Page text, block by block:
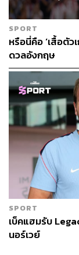
Christina
ปกติการไดเอต
จนทำให้ใครหลา
กีเลราเลือกวิธีที่
Mindy Weiselซึ่
นั่นคือการเลือกกิ
เฉพาะอาหารที่
และเหลือง แล
ที่กล่าวมา นี่คือ
แล้วก็คล้ายๆ กับวิ
ตด้วยการกินเฉพ
SPORT
หรือนี่คือ ‘เสื้อตัว
ดวลอังกฤษ
SPORT
เบ็คแฮมรับ
นอร์เวย์